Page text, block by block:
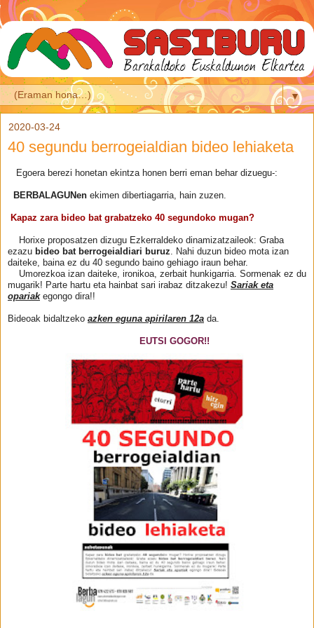
▼
2020-03-24
40 segundu berrogeialdian bideo lehiaketa
Egoera berezi honetan ekintza honen berri eman behar dizuegu-:
BERBALAGUNen ekimen dibertiagarria, hain zuzen.
Kapaz zara bideo bat grabatzeko 40 segundoko mugan?
Horixe proposatzen dizugu Ezkerraldeko dinamizatzaileok: Graba
ezazu bideo bat berrogeialdiari buruz . Nahi duzun bideo mota izan
daiteke, baina ez du 40 segundo baino gehiago iraun behar.
Umorezkoa izan daiteke, ironikoa, zerbait hunkigarria. Sormenak ez du
mugarik! Parte hartu eta hainbat sari irabaz ditzakezu! Sariak eta
opariakegongo dira!!
Bideoak bidaltzeko azken eguna apirilaren 12a da.
EUTSI GOGOR!!